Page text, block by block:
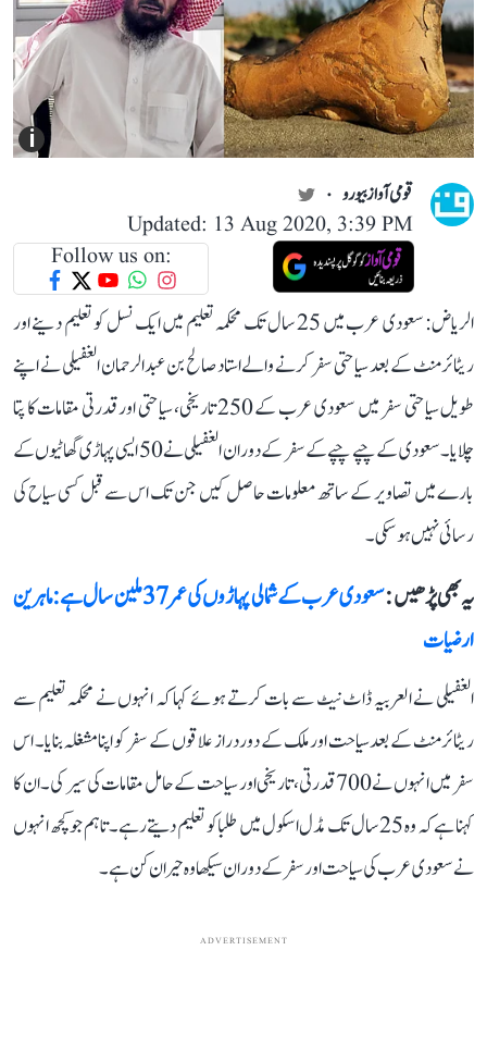
i
قومی آواز بیورو
Updated: 13 Aug 2020, 3:39 PM
Follow us on:
الریاض: سعودی عرب میں 25 سال تک محکمہ تعلیم میں ایک نسل کو تعلیم دینے اور
ریٹائرمنٹ کے بعد سیاحتی سفر کرنے والے استاد صالح بن عبدالرحمان الغفیلی نے اپنے
طویل سیاحتی سفر میں سعودی عرب کے 250 تاریخی، سیاحتی اور قدرتی مقامات کا پتا
چلایا۔ سعودی کے چپے چپے کے سفر کے دوران الغفیلی نے 50 ایسی پہاڑی گھاٹیوں کے
بارے میں تصاویر کے ساتھ معلومات حاصل کیں جن تک اس سے قبل کسی سیاح کی
رسائی نہیں ہو سکی۔
یہ بھی پڑھیں :
سعودی عرب کے شمالی پہاڑوں کی عمر 37 ملین سال ہے: ماہرین
ارضیات
الغفیلی نے العربیہ ڈاٹ نیٹ سے بات کرتے ہوئے کہا کہ انہوں نے محکمہ تعلیم سے
ریٹائرمنٹ کے بعد سیاحت اور ملک کے دور دراز علاقوں کے سفر کو اپنا مشغلہ بنایا۔ اس
سفر میں انہوں‌ نے 700 قدرتی، تاریخی اور سیاحت کے حامل مقامات کی سیر کی۔ ان کا
کہنا ہے کہ وہ 25 سال تک مڈل اسکول میں طلبا کو تعلیم دیتے رہے۔ تاہم جو کچھ انہوں‌
نے سعودی عرب کی سیاحت اور سفر کے دوران سیکھا وہ حیران کن ہے۔
ADVERTISEMENT